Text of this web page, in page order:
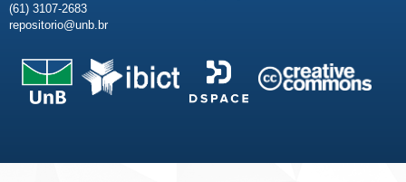
(61) 3107-2683
repositorio@unb.br